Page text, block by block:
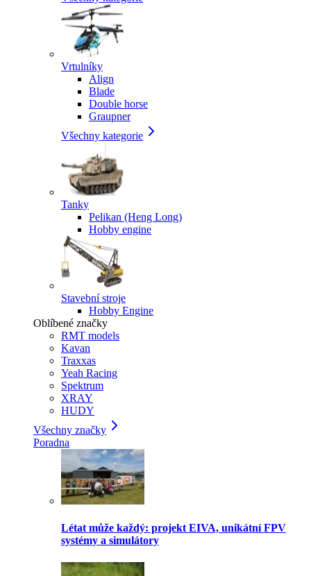
Vrtulníky
Align
Blade
Double horse
Graupner
Všechny kategorie
Tanky
Pelikan (Heng Long)
Hobby engine
Stavební stroje
Hobby Engine
Oblíbené značky
RMT models
Kavan
Traxxas
Yeah Racing
Spektrum
XRAY
HUDY
Všechny značky
Poradna
Létat může každý: projekt EIVA, unikátní FPV
systémy a simulátory